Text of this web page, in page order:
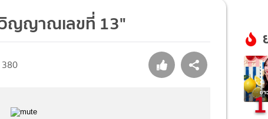
วิญญาณเลขที่ 13"
380
1